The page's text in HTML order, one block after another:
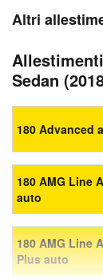
Altri
Sedan
180 Advanced
180 AMG Line
auto
180 AMG Line
Plus auto